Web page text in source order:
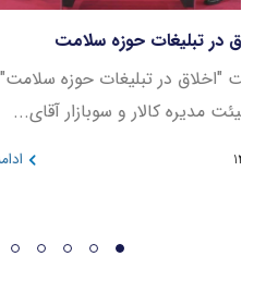
پنل اخلاق در تبلیغات حوزه سلامت
در نشست "اخلاق در تبلیغات
رئیس هیئت مدیره کالار و سوبازار